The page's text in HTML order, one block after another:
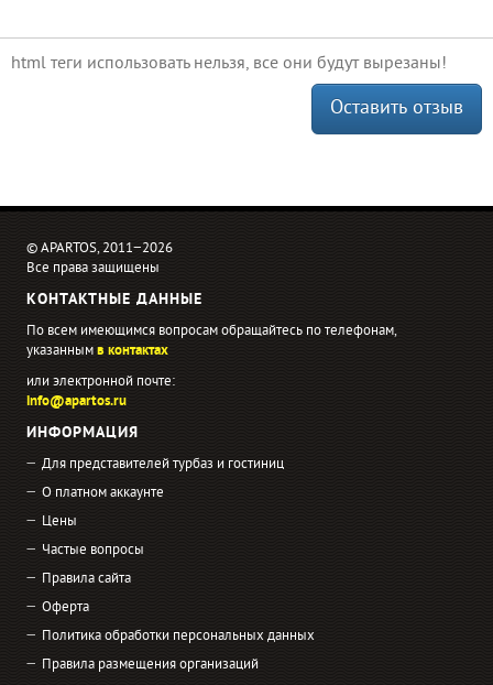
html теги использовать нельзя, все они будут вырезаны!
Оставить отзыв
© APARTOS, 2011−2026
Все права защищены
КОНТАКТНЫЕ ДАННЫЕ
По всем имеющимся вопросам обращайтесь по телефонам,
указаннымв контактах
или электронной почте:
info@apartos.ru
ИНФОРМАЦИЯ
Для представителей турбаз и гостиниц
О платном аккаунте
Цены
Частые вопросы
Правила сайта
Оферта
Политика обработки персональных данных
Правила размещения организаций